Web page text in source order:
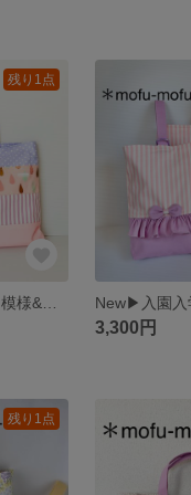
残り1点
3,300円
残り1点